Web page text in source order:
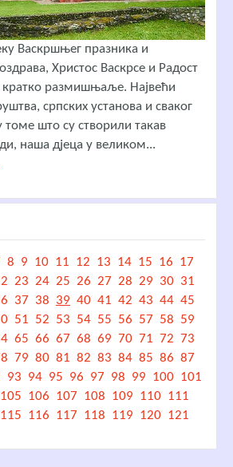
Васкршњег празника и
Христос Васкрсе и Радост
размишњаље. Највећи
српских установа и сваког
томе што су створили такав
наша дјеца у великом...
8 9 10 11 12 13 14 15 16 17
23 24 25 26 27 28 29 30 31
37 38 39 40 41 42 43 44 45
51 52 53 54 55 56 57 58 59
65 66 67 68 69 70 71 72 73
79 80 81 82 83 84 85 86 87
93 94 95 96 97 98 99 100 101
105 106 107 108 109 110 111
115 116 117 118 119 120 121